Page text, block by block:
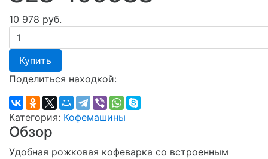
10 978 руб.
Купить
Поделиться находкой:
Категория: Кофемашины
Обзор
Удобная рожковая кофеварка со встроенным